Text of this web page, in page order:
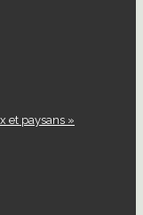
et paysans »